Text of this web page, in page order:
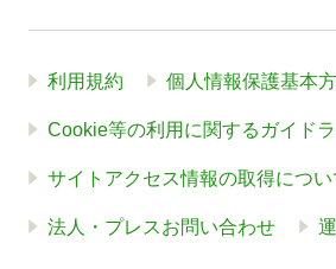
利用規約 個人情報保護基本
Cookie等の利用に関するガイド
サイトアクセス情報の取得につい
法人・プレスお問い合わせ